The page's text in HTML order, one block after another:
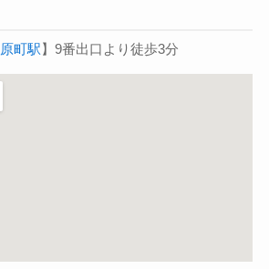
町駅】9番出口より徒歩3分